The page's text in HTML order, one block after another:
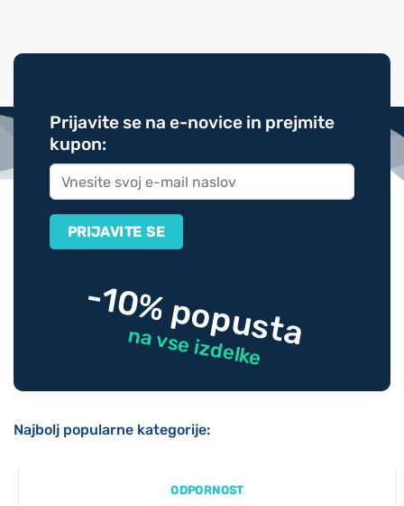
Prijavite se na e-novice in prejmite
kupon:
-10% popusta
na vse izdelke
Najbolj popularne kategorije:
ODPORNOST